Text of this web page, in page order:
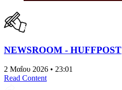
NEWSROOM - HUFFPOST
2 Μαΐου 2026 • 23:01
Read Content